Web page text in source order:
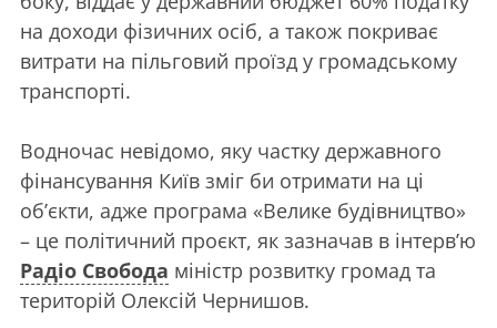
на доходи фізичних осіб, а також покриває
витрати на пільговий проїзд у громадському
транспорті.
Водночас невідомо, яку частку державного
фінансування Київ зміг би отримати на ці
об’єкти, адже програма «Велике будівництво»
– це політичний проєкт, як зазначав в інтерв’ю
Радіо Свобода міністр розвитку громад та
територій Олексій Чернишов.